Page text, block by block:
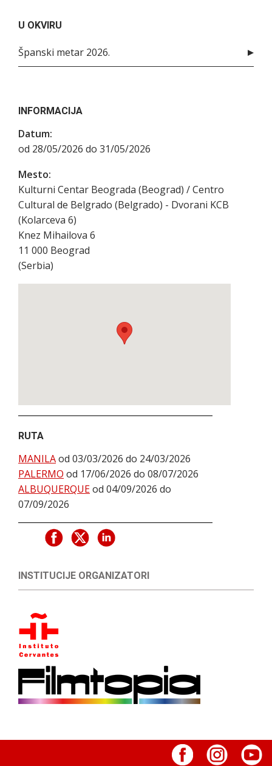
U OKVIRU
Španski metar 2026.
INFORMACIJA
Datum:
od 28/05/2026 do 31/05/2026
Mesto:
Kulturni Centar Beograda (Beograd) / Centro
Cultural de Belgrado (Belgrado) - Dvorani KCB
(Kolarceva 6)
Knez Mihailova 6
11 000 Beograd
(Serbia)
RUTA
MANILAod 03/03/2026 do 24/03/2026
PALERMO od 17/06/2026 do 08/07/2026
ALBUQUERQUEod 04/09/2026 do
07/09/2026
INSTITUCIJE ORGANIZATORI